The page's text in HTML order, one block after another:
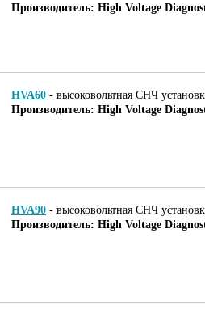
Производитель: High Voltage
HVA60 - высоковольтная СНЧ
Производитель: High Voltage
HVA90 - высоковольтная СНЧ
Производитель: High Voltage